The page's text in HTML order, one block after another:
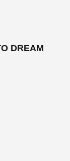
DREAM